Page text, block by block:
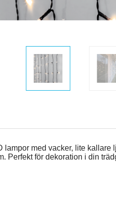
lampor med vacker, lite kallare
Perfekt för dekoration i din